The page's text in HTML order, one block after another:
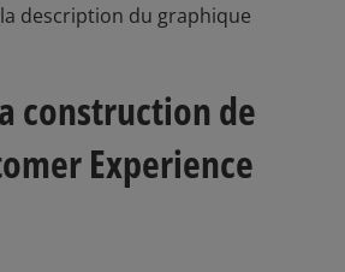
description du graphique
construction de
Experience